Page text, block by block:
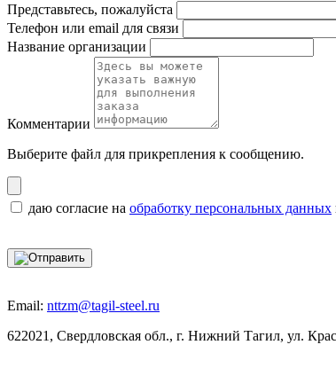
Представьтесь, пожалуйста
Телефон или email для связи
Название организации
Комментарии
Выберите файл для прикрепления к сообщению.
даю согласие на обработку персональных данных
Email: nttzm@tagil-steel.ru
622021, Свердловская обл., г. Нижний Тагил, ул.